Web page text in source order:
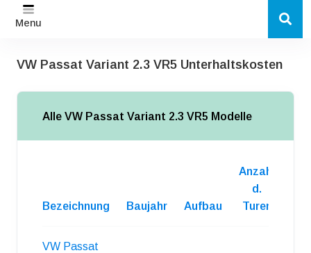
Menu
VW Passat Variant 2.3 VR5 Unterhaltskosten
Alle VW Passat Variant 2.3 VR5 Modelle
Bezeichnung Baujahr Aufbau
Anzahl
d.
Turen
VW Passat